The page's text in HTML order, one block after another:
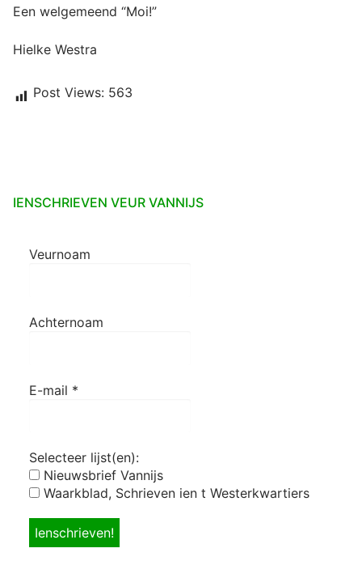
Een welgemeend “Moi!”
Hielke Westra
Post Views: 563
IENSCHRIEVEN VEUR VANNIJS
Veurnoam
Achternoam
E-mail *
Selecteer lijst(en):
Nieuwsbrief Vannijs
Waarkblad, Schrieven ien t Westerkwartiers